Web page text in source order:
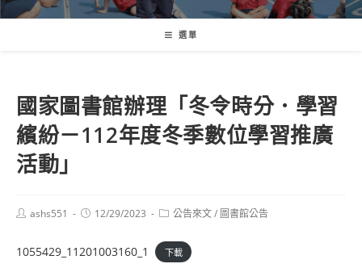
選單
國家圖書館辦理「冬令時分．學習
繽紛－112年度冬季數位學習推廣
活動」
Postashs551
Post12/29/2023
Post公告來文/ 圖書館公告
1055429_11201003160_1 下載